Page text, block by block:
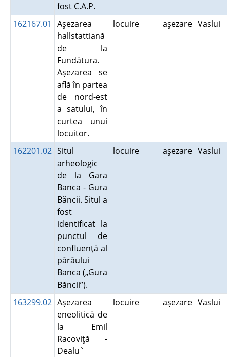
fost C.A.P.
162167.01
Aşezarea
hallstattiană
de la
Fundătura.
Aşezarea se
află în partea
de nord-est
a satului, în
curtea unui
locuitor.
locuire aşezare Vaslui
162201.02 Situl
arheologic
de la Gara
Banca - Gura
Băncii. Situl a
fost
identificat la
punctul de
confluenţă al
pârâului
Banca („Gura
Băncii”).
locuire aşezare Vaslui
163299.02 Aşezarea
eneolitică de
la Emil
Racoviţă -
Dealu`
locuire aşezare Vaslui